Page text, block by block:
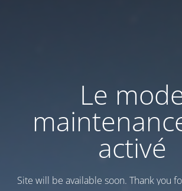
Le
activé
Site will be available soon. Thank you